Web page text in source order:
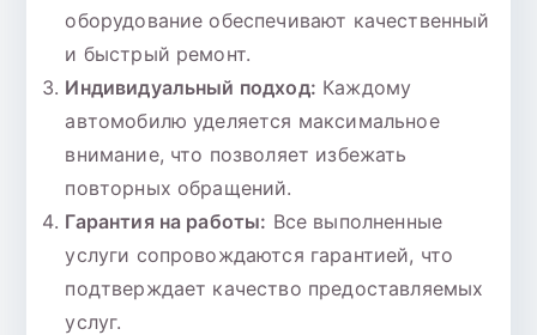
оборудование обеспечивают качественный
и быстрый ремонт.
Индивидуальный подход: Каждому
автомобилю уделяется максимальное
внимание, что позволяет избежать
повторных обращений.
Гарантия на работы: Все выполненные
услуги сопровождаются гарантией, что
подтверждает качество предоставляемых
услуг.